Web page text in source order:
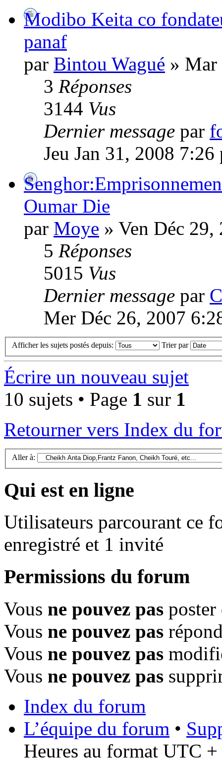
Modibo Keita co
panaf
par Bintou Wagué » Mar
3 Réponses
3144 Vus
Dernier message par
Jeu Jan 31, 2008 7:26
Oumar Die
par Moye » Ven Déc
5 Réponses
5015 Vus
Dernier message par
Mer Déc 26, 2007
Afficher les sujets postés depuis: Trier par
Écrire un nouveau sujet
10 sujets • Page 1 sur 1
Retourner vers Index du
Aller à:
Qui est en ligne
Utilisateurs parcourant ce
enregistré et 1 invité
Permissions du forum
Vous ne pouvez pas poster
Vous ne pouvez pas
Vous ne pouvez pas
Vous ne pouvez pas
Index du forum
L’équipe du forum •
Heures au format UTC +